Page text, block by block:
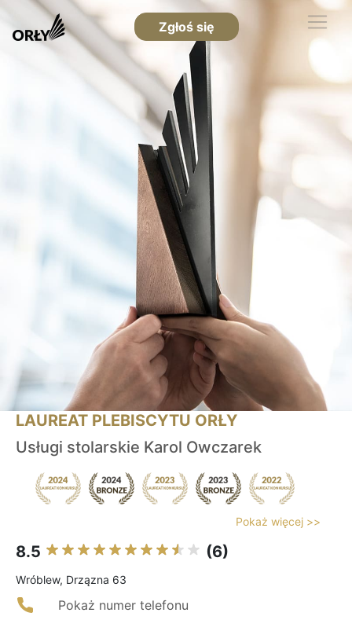
Zgłoś się
LAUREAT PLEBISCYTU ORŁY
Usługi stolarskie Karol Owczarek
Pokaż więcej >>
8.5 (6)
Wróblew, Drzązna 63
Pokaż numer telefonu